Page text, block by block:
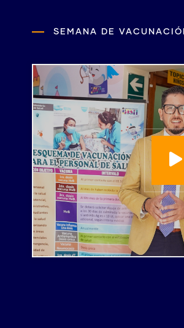
SEMANA DE